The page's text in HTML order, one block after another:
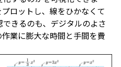
ロットし、線をひかなくて
きるのも、デジタルのよさ
業に膨大な時間と手間を費